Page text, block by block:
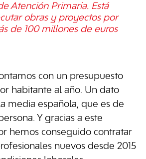
Atención Primaria. Está
obras y proyectos por
de 100 millones de euros
con un presupuesto
habitante al año. Un dato
media española, que es de
Y gracias a este
hemos conseguido contratar
nuevos desde 2015